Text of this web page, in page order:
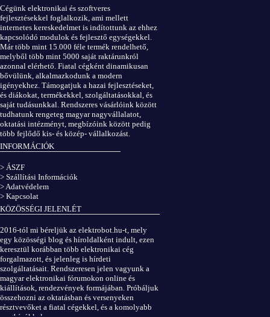
Cégünk elektronikai és szoftveres
fejlesztésekkel foglalkozik, ami mellett
internetes kereskedelmet is indítottunk az ehhez
kapcsolódó modulok és fejlesztő egységekkel.
Már több mint 15.000 féle termék rendelhető,
melyből több mint 5000 saját raktárunkról
azonnal elérhető. Fiatal cégként dinamikusan
bővülünk, alkalmazkodunk a modern
igényekhez. Támogatjuk a hazai fejlesztéseket,
és diákokat, termékekkel, szolgáltatásokkal, és
saját tudásunkkal. Rendszeres vásárlóink között
tudhatunk rengeteg magyar nagyvállalatot,
oktatási intézményt, megbízóink között pedig
több fejlődő kis- és közép- vállalkozást.
INFORMÁCIÓK
> ÁSZF
> Szállítási Információk
> Adatvédelem
> Kapcsolat
KÖZÖSSÉGI JELENLÉT
2016-tól mi béreljük az elektrobot.hu-t, mely
egy közösségi blog és híroldalként indult, ezen
keresztül korábban több elektronikai cég
forgalmazott, és jelenleg is hírdeti
szolgáltatásait. Rendszeresen jelen vagyunk a
magyar elektronikai fórumokon online és
kiállítások, rendezvények formájában. Próbáljuk
összehozni az oktatásban és versenyeken
résztvevőket a fiatal cégekkel, és a komolyabb